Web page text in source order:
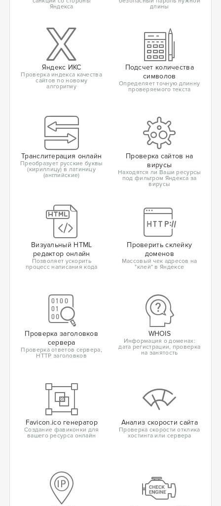
Яндекса
длины
Яндекс ИКС
Проверка индекса качества
сайтов по новому
алгоритму
Подсчет количества
символов
Определяет точную длинну
проверяемого текста
Транслитерация онлайн
Преобразует русские буквы
(кириллицу) в латиницу
(английские)
Проверка сайтов на
вирусы
Находятся ли Ваши ресурсы
под фильтром Яндекса за
вирусы
Визуальный HTML
редактор онлайн
Позволяет ускорить
процесс написания кода
Проверить склейку
доменов
Массовый чек адресов на
"клей" в Яндексе
Проверка заголовков
сервера
Проверка ответов сервера,
HTTP заголовков
WHOIS
Информация о доменах:
дата регистрации, проверка
на занятость
Favicon.ico генератор
Создание фавиконки для
вашего ресурса онлайн
Анализ скорости сайта
Проверка скорости отклика
хостинга или сервера